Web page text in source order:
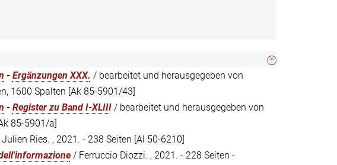
- Ergänzungen XXX. / bearbeitet und herausgegeben von
1600 Spalten [Ak 85-5901/43]
- Register zu Band I-XLIII/ bearbeitet und herausgegeben von
85-5901/a]
Ries. , 2021. - 238 Seiten [Al 50-6210]
/ Ferruccio Diozzi. , 2021. - 228 Seiten -